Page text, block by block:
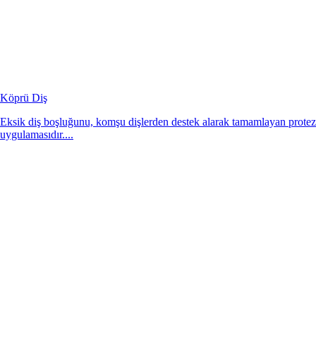
Köprü Diş
Eksik diş boşluğunu, komşu dişlerden destek alarak tamamlayan protez
uygulamasıdır....